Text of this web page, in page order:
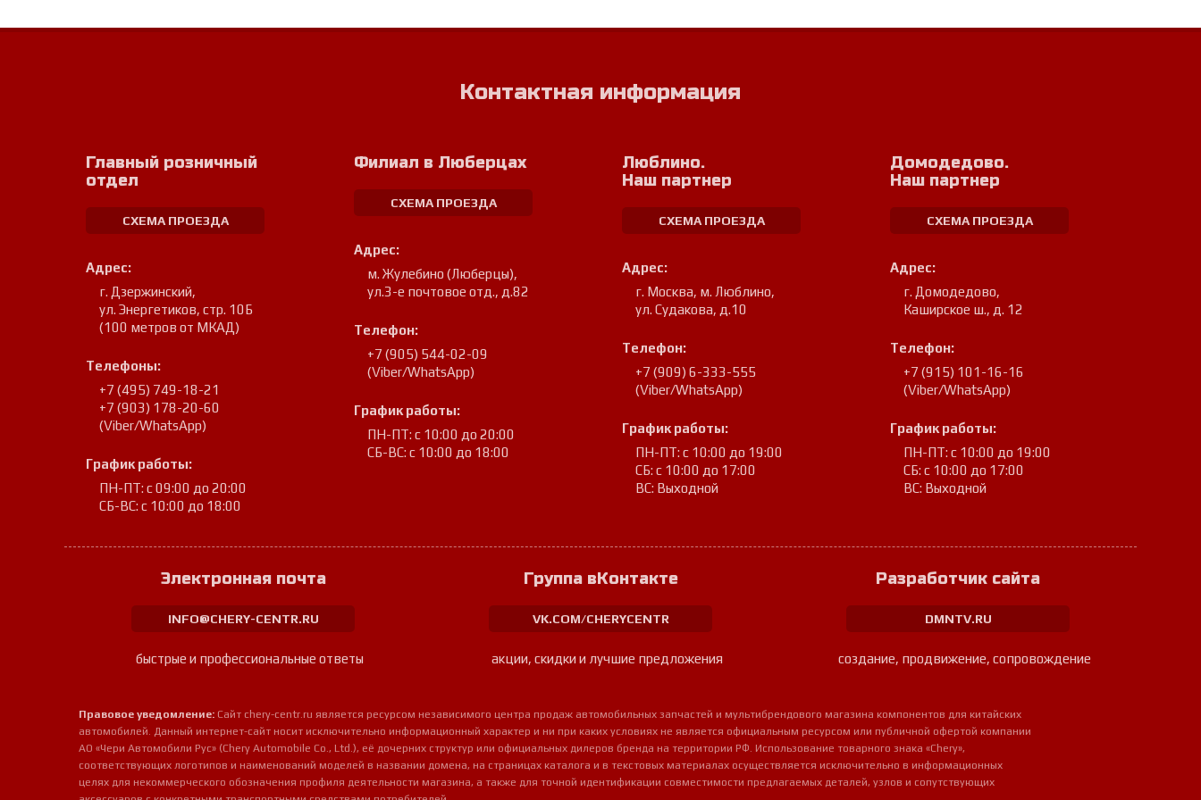
Контактная информация
Главный розничный
отдел
СХЕМА ПРОЕЗДА
Адрес:
г. Дзержинский,
ул. Энергетиков, стр. 10Б
(100 метров от МКАД)
Телефоны:
+7 (495) 749-18-21
+7 (903) 178-20-60
(Viber/WhatsApp)
График работы:
ПН-ПТ: с 09:00 до 20:00
СБ-ВС: с 10:00 до 18:00
Филиал в Люберцах
СХЕМА ПРОЕЗДА
Адрес:
м. Жулебино (Люберцы),
ул.3-е почтовое отд., д.82
Телефон:
+7 (905) 544-02-09
(Viber/WhatsApp)
График работы:
ПН-ПТ: с 10:00 до 20:00
СБ-ВС: с 10:00 до 18:00
Люблино.
Наш партнер
СХЕМА ПРОЕЗДА
Адрес:
г. Москва, м. Люблино,
ул. Судакова, д.10
Телефон:
+7 (909) 6-333-555
(Viber/WhatsApp)
График работы:
ПН-ПТ: с 10:00 до 19:00
СБ: с 10:00 до 17:00
ВС: Выходной
Домодедово.
Наш партнер
СХЕМА ПРОЕЗДА
Адрес:
г. Домодедово,
Каширское ш., д. 12
Телефон:
+7 (915) 101-16-16
(Viber/WhatsApp)
График работы:
ПН-ПТ: с 10:00 до 19:00
СБ: с 10:00 до 17:00
ВС: Выходной
Электронная почта
INFO@CHERY-CENTR.RU
быстрые и профессиональные ответы
Группа вКонтакте
VK.COM/CHERYCENTR
акции, скидки и лучшие предложения
Разработчик сайта
DMNTV.RU
создание, продвижение, сопровождение
Правовое уведомление: Сайт chery-centr.ru является ресурсом независимого центра продаж автомобильных запчастей и мультибрендового магазина компонентов для китайских
автомобилей. Данный интернет-сайт носит исключительно информационный характер и ни при каких условиях не является официальным ресурсом или публичной офертой компании
АО «Чери Автомобили Рус» (Chery Automobile Co., Ltd.), её дочерних структур или официальных дилеров бренда на территории РФ. Использование товарного знака «Chery»,
соответствующих логотипов и наименований моделей в названии домена, на страницах каталога и в текстовых материалах осуществляется исключительно в информационных
целях для некоммерческого обозначения профиля деятельности магазина, а также для точной идентификации совместимости предлагаемых деталей, узлов и сопутствующих